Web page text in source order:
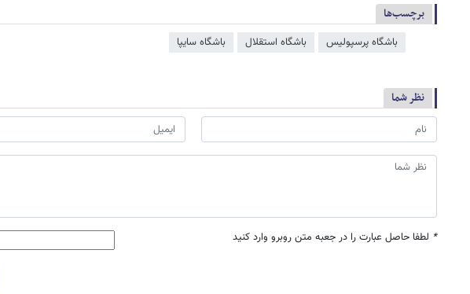
برچسب‌ها
باشگاه پرسپولیس باشگاه استقلال باشگاه سایپا
نظر شما
* لطفا حاصل عبارت را در جعبه متن روبرو وارد کنید